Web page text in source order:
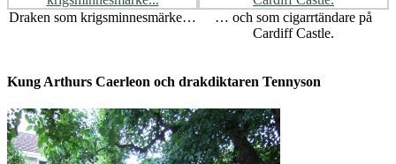
Draken som krigsminnesmärke…
… och som cigarrtändare på
Cardiff Castle.
Kung Arthurs Caerleon och drakdiktaren Tennyson